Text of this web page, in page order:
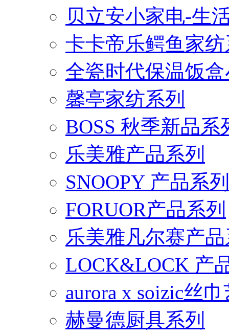
贝立安小家电-生
卡卡帝乐鳄鱼家
全瓷时代保温饭
馨亭家纺系列
BOSS 秋季新品系
乐美雅产品系列
SNOOPY 产品系列
FORUOR产品系列
乐美雅凡尔赛产
LOCK&LOCK 产
aurora x soizic丝
赫曼德厨具系列